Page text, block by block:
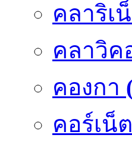
คลาริเ
คลาวิค
คองกา
คอร์เน็ต